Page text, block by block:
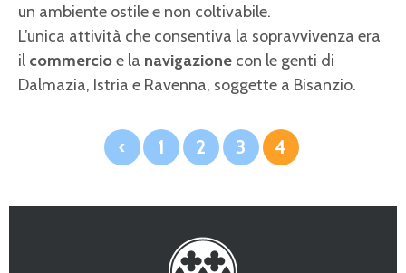
un ambiente ostile e non coltivabile.
L’unica attività che consentiva la sopravvivenza era
il commercioe la navigazione con le genti di
Dalmazia, Istria e Ravenna, soggette a Bisanzio.
‹ 1 2 3 4